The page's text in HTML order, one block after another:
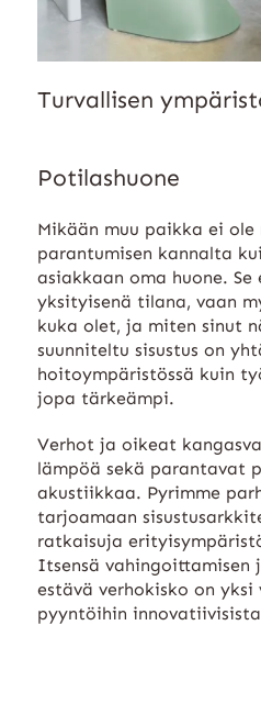
Turvallisen
Potilashuone
Mikään muu paikka ei
parantumisen kannalta
asiakkaan oma huone.
yksityisenä tilana, vaan
kuka olet, ja miten sinut
suunniteltu sisustus on
hoitoympäristössä kuin
jopa tärkeämpi.
Verhot ja oikeat
lämpöä sekä parantavat
akustiikkaa. Pyrimme
tarjoamaan
ratkaisuja
Itsensä vahingoittamisen
estävä verhokisko on yksi
pyyntöihin